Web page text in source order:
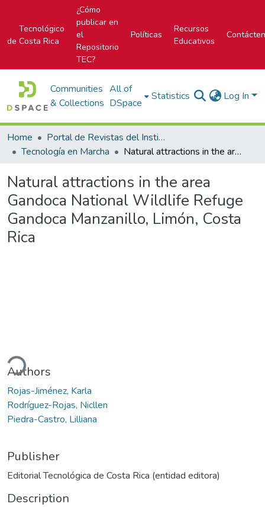
Tecnológico
de Costa Rica
¿Cómo
publicar en
el
Repositorio
TEC?
Políticas
Recursos
Educativos
Communities
& Collections
All of
DSpace
Statistics Log In
Home
Portal de Revistas del Instituto Tecnológico de Costa Rica
Tecnología en Marcha
Natural attractions in the area Gandoca National Wildlife Refuge Gandoca Manzanillo, Limón, Costa Rica
Natural attractions in the area
Gandoca National Wildlife Refuge
Gandoca Manzanillo, Limón, Costa
Rica
Loading...
Authors
Rojas-Jiménez, Karla
Rodríguez-Rojas, Nicllen
Piedra-Castro, Lilliana
Publisher
Editorial Tecnológica de Costa Rica (entidad editora)
Description